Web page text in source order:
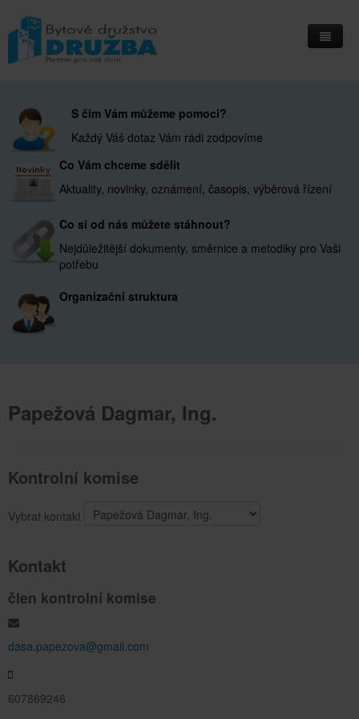
S čím Vám můžeme pomoci?
Každý Váš dotaz Vám rádi zodpovíme
Co Vám chceme sdělit
Aktuality, novinky, oznámení, časopis, výběrová řízení
Co si od nás můžete stáhnout?
Nejdůležitější dokumenty, směrnice a metodiky pro Vaši
potřebu
Organizační struktura
Papežová Dagmar, Ing.
Kontrolní komise
Vybrat kontakt
Kontakt
člen kontrolní komise
dasa.papezova@gmail.com
607869246
Informační deska
Přihlášení do IS Integri
Kontakty
Kde nás najdete